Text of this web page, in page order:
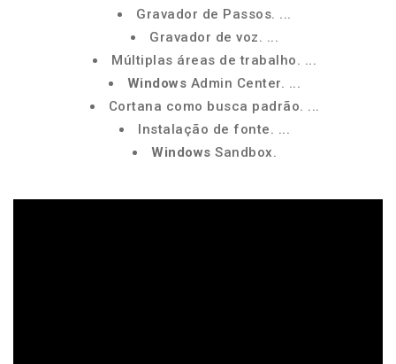
Gravador de Passos. ...
Gravador de voz. ...
Múltiplas áreas de trabalho. ...
Windows Admin Center. ...
Cortana como busca padrão. ...
Instalação de fonte. ...
Windows Sandbox.